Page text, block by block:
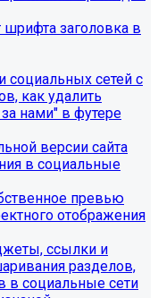
1493
в
образовательных
Сведения об
Для
активировать
не
заголовка в
социальных сетей с
как удалить
нами" в футере
версии сайта
в социальные
превью
отображения
ссылки и
разделов,
в социальные сети